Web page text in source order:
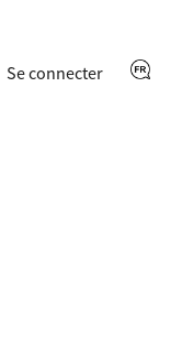
Se connecter